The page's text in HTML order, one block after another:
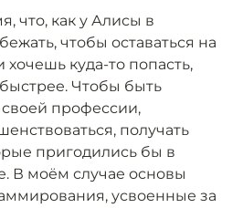
что, как у Алисы в
чтобы оставаться на
хочешь куда-то попасть,
Чтобы быть
профессии,
получать
пригодились бы в
В моём случае основы
усвоенные за